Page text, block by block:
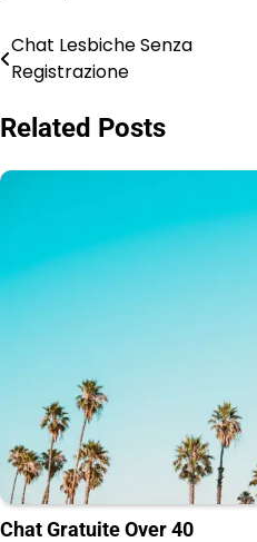
Post
navigation
Chat Lesbiche Senza
Registrazione
Related Posts
Chat Gratuite Over 40